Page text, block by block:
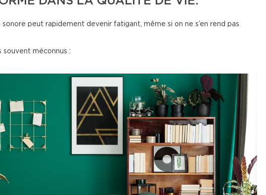
peut rapidement devenir fatigant, même si on ne s’en rend pas
souvent méconnus :